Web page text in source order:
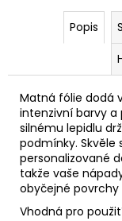
Popis
Matná fólie dodá
intenzivní barvy
silnému lepidlu
podmínky. Skvěle
personalizované
takže vaše
obyčejné
Vhodná pro